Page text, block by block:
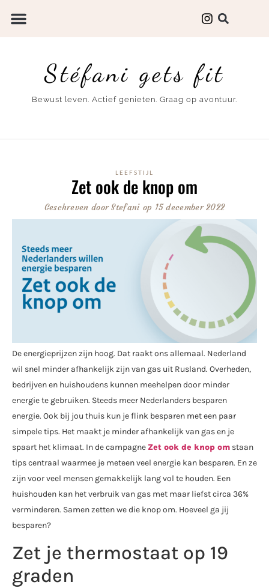
Stéfani gets fit
Bewust leven. Actief genieten. Graag op avontuur.
LEEFSTIJL
Zet ook de knop om
Geschreven doorStefani op 15 december 2022
De energieprijzen zijn hoog. Dat raakt ons allemaal. Nederland
wil snel minder afhankelijk zijn van gas uit Rusland. Overheden,
bedrijven en huishoudens kunnen meehelpen door minder
energie te gebruiken. Steeds meer Nederlanders besparen
energie. Ook bij jou thuis kun je flink besparen met een paar
simpele tips. Het maakt je minder afhankelijk van gas en je
spaart het klimaat. In de campagne Zet ook de knop om staan
tips centraal waarmee je meteen veel energie kan besparen. En ze
zijn voor veel mensen gemakkelijk lang vol te houden. Een
huishouden kan het verbruik van gas met maar liefst circa 36%
verminderen. Samen zetten we die knop om. Hoeveel ga jij
besparen?
Zet je thermostaat op 19
graden